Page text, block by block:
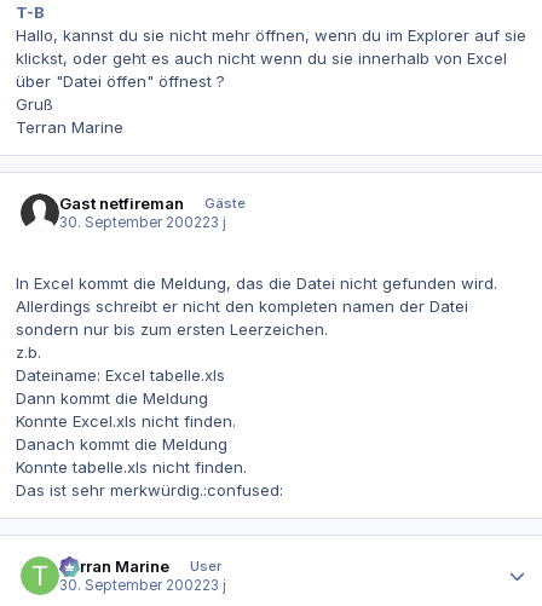
T-B
Hallo, kannst du sie nicht mehr öffnen, wenn du im Explorer auf sie
klickst, oder geht es auch nicht wenn du sie innerhalb von Excel
über "Datei öffen" öffnest ?
Gruß
Terran Marine
Gast netfireman
Gäste
30. September 200223 j
In Excel kommt die Meldung, das die Datei nicht gefunden wird.
Allerdings schreibt er nicht den kompleten namen der Datei
sondern nur bis zum ersten Leerzeichen.
z.b.
Dateiname: Excel tabelle.xls
Dann kommt die Meldung
Konnte Excel.xls nicht finden.
Danach kommt die Meldung
Konnte tabelle.xls nicht finden.
Das ist sehr merkwürdig.:confused:
Terran Marine
User
30. September 200223 j